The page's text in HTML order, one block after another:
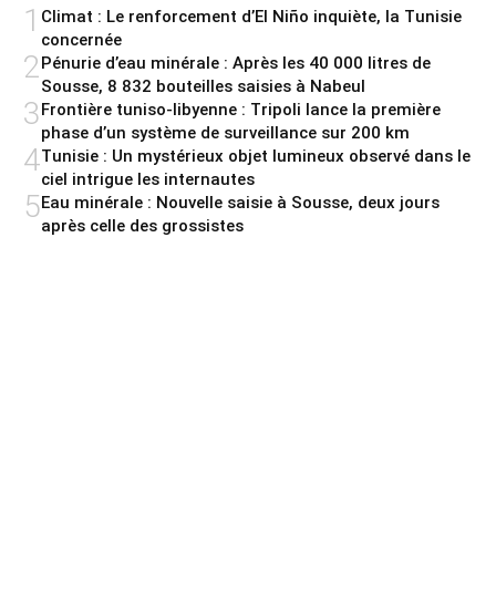
1 Climat : Le renforcement d’El Niño inquiète, la Tunisie
concernée
2 Pénurie d’eau minérale : Après les 40 000 litres de
Sousse, 8 832 bouteilles saisies à Nabeul
3Frontière tuniso-libyenne : Tripoli lance la première
phase d’un système de surveillance sur 200 km
4Tunisie : Un mystérieux objet lumineux observé dans le
ciel intrigue les internautes
5Eau minérale : Nouvelle saisie à Sousse, deux jours
après celle des grossistes